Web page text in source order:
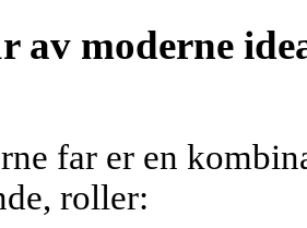
av moderne
far er en
roller: